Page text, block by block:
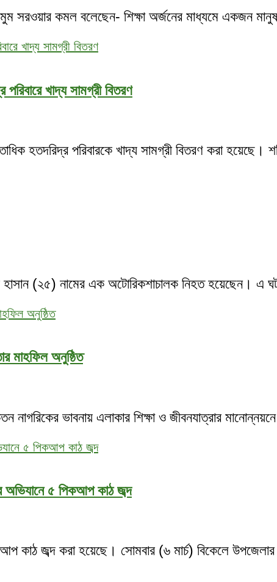
কমল বলেছেন- শিক্ষা অর্জনের মাধ্যমে একজন
খাদ্য সামগ্রী বিতরণ
হতদরিদ্র পরিবারকে খাদ্য সামগ্রী বিতরণ করা হয়েছে।
হাসান (২৫) নামের এক অটোরিকশাচালক নিহত হয়েছেন।
মাহফিল অনুষ্ঠিত
নাগরিকের ভাবনায় এলাকার শিক্ষা ও জীবনযাত্রার
৫ পিকআপ কাঠ জব্দ
কাঠ জব্দ করা হয়েছে। সোমবার (৬ মার্চ) বিকেলে উপজেলার